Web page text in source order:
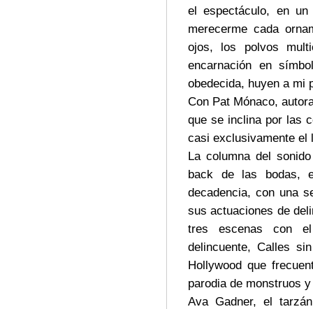
el espectáculo, en
merecerme cada
ojos, los polvos
encarnación en
obedecida, huyen a mi
Con Pat Mónaco,
que se inclina por las
casi exclusivamente el
La columna del
back de las bodas,
decadencia, con una
sus actuaciones de
tres escenas con el
delincuente, Calles
Hollywood que
parodia de monstruos
Ava Gadner, el